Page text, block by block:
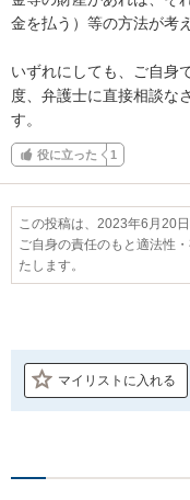
金を払う）等の方法が考
いずれにしても、ご自身
度、弁護士に直接相談な
す。
役に立った 1
この投稿は、2023年6月20
ご自身の責任のもと適法性
たします。
マイリストに入れる